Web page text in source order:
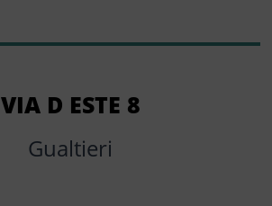
VIA D ESTE 8
Gualtieri